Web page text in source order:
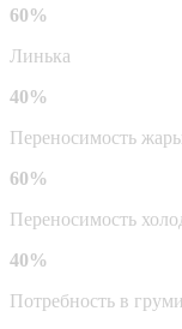
60%
Линька
40%
Переносимость
60%
Переносимость
40%
Потребность в